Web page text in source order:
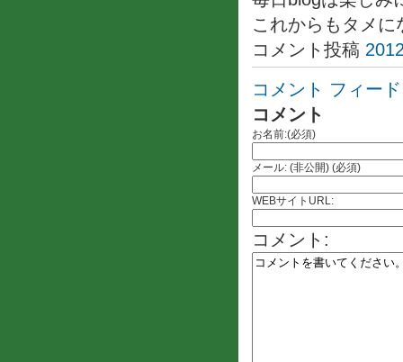
これからもタメ
コメント投稿
コメント フィード
コメント
お名前:(必須)
メール: (非公開) (必須)
WEBサイトURL:
コメント: